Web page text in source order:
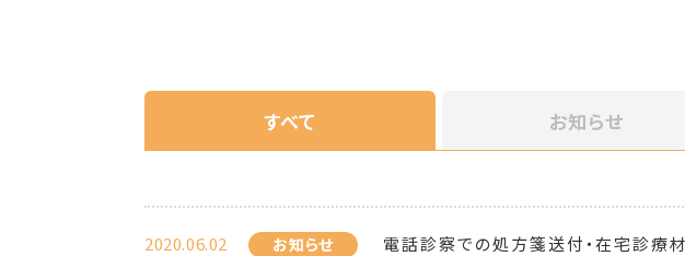
すべて お知らせ
2020.06.02 お知らせ 電話診察での処方箋送付・在宅診療